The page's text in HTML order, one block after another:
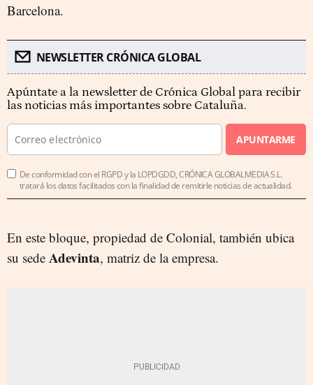
Barcelona.
NEWSLETTER CRÓNICA GLOBAL
Apúntate a la newsletter de Crónica Global para recibir
las noticias más importantes sobre Cataluña.
APUNTARME
De conformidad con el RGPD y la LOPDGDD, CRÓNICA GLOBALMEDIA S.L.
tratará los datos facilitados con la finalidad de remitirle noticias de actualidad.
En este bloque, propiedad de Colonial, también ubica
su sede Adevinta, matriz de la empresa.